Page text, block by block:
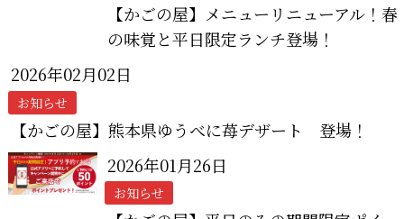
【かごの屋】メニューリニューアル！春
の味覚と平日限定ランチ登場！
2026年02月02日
お知らせ
【かごの屋】熊本県ゆうべに苺デザート 登場！
2026年01月26日
お知らせ